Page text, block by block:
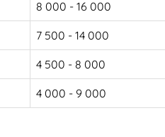
8 000 - 16 000
7 500 - 14 000
4 500 - 8 000
4 000 - 9 000